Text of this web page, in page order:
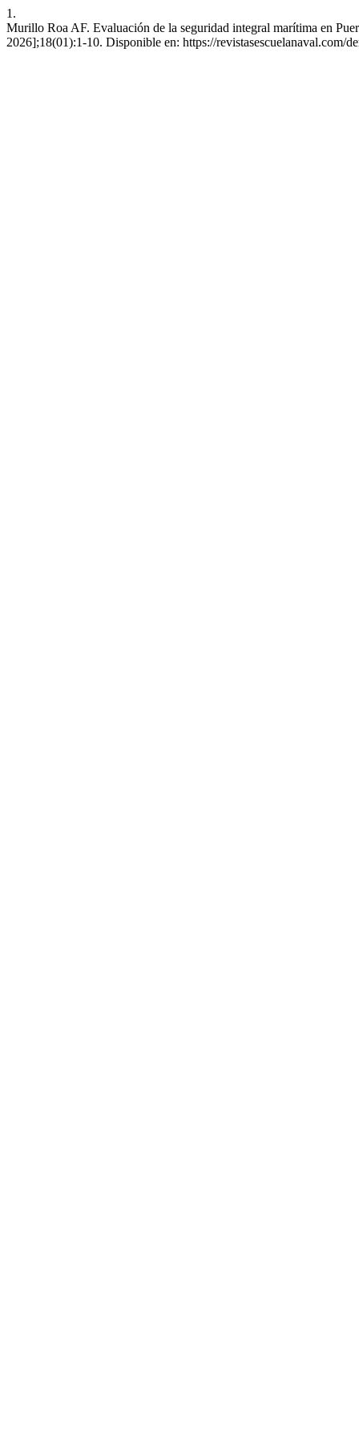
1.
Murillo Roa AF. Evaluación de la seguridad integral marítima en
2026];18(01):1-10. Disponible en: https://revistasescuelanaval.com/